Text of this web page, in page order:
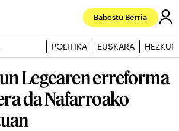
Babestu Berria
POLITIKA EUSKARA
Legearen erreforma
da Nafarroako